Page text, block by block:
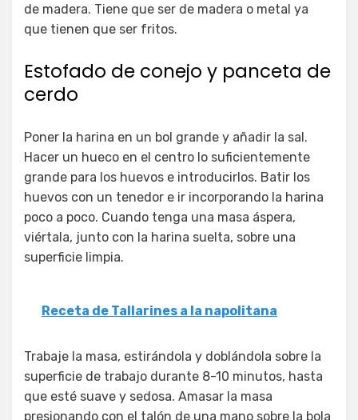
de madera. Tiene que ser de madera o metal ya
que tienen que ser fritos.
Estofado de conejo y panceta de
cerdo
Poner la harina en un bol grande y añadir la sal.
Hacer un hueco en el centro lo suficientemente
grande para los huevos e introducirlos. Batir los
huevos con un tenedor e ir incorporando la harina
poco a poco. Cuando tenga una masa áspera,
viértala, junto con la harina suelta, sobre una
superficie limpia.
Receta de Tallarines a la napolitana
Trabaje la masa, estirándola y doblándola sobre la
superficie de trabajo durante 8-10 minutos, hasta
que esté suave y sedosa. Amasar la masa
presionando con el talón de una mano sobre la bola